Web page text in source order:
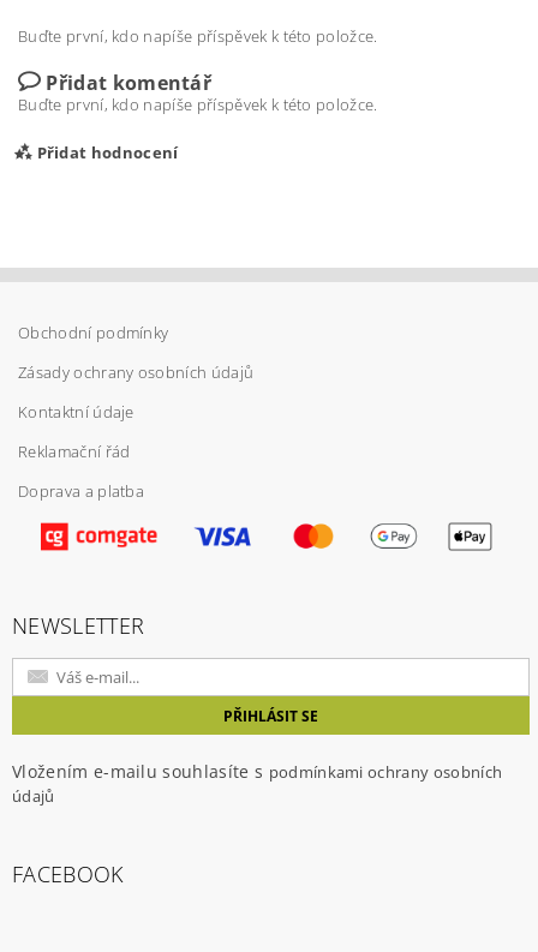
Buďte první, kdo napíše příspěvek k této položce.
Přidat komentář
Buďte první, kdo napíše příspěvek k této položce.
Přidat hodnocení
Vložením hodnocení souhlasíte spodmínkami
ochrany osobních údajů
Obchodní podmínky
Zásady ochrany osobních údajů
Kontaktní údaje
Reklamační řád
Doprava a platba
NEWSLETTER
Vložením e-mailu souhlasíte s podmínkami ochrany osobních
údajů
FACEBOOK